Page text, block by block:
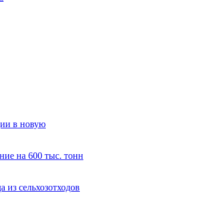
в новую
на 600 тыс. тонн
сельхозотходов